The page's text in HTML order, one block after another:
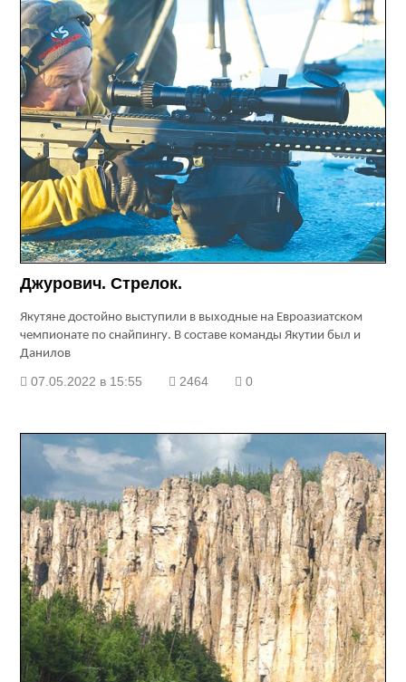
Джурович. Стрелок.
Якутяне достойно выступили в выходные на Евроазиатском
чемпионате по снайпингу. В составе команды Якутии был и
Данилов
07.05.2022 в 15:55 2464 0